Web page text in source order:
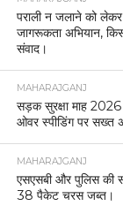
पराली न जलाने को
जागरूकता अभियान,
संवाद।
MAHARAJGANJ
सड़क सुरक्षा माह
ओवर स्पीडिंग पर सख्त
MAHARAJGANJ
एसएसबी और पुलिस की
38 पैकेट चरस जब्त।